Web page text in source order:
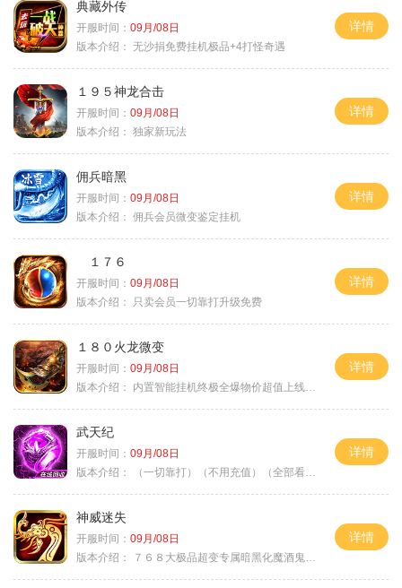
典藏外传
开服时间： 09月/08日
版本介绍： 无沙捐免费挂机极品+4打怪奇遇
详情
１９５神龙合击
开服时间： 09月/08日
版本介绍： 独家新玩法
详情
佣兵暗黑
开服时间： 09月/08日
版本介绍： 佣兵会员微变鉴定挂机
详情
１７６
开服时间： 09月/08日
版本介绍：
只卖会员一切靠打升级免费
详情
１８０火龙微变
开服时间： 09月/08日
版本介绍：
内置智能挂机终极全爆物价超值上线送神器
详情
武天纪
开服时间： 09月/08日
版本介绍：
（一切靠打）（不用充值）（全部看脸）
详情
神威迷失
开服时间： 09月/08日
版本介绍：
７６８大极品超变专属暗黑化魔酒鬼微变合击火
详情